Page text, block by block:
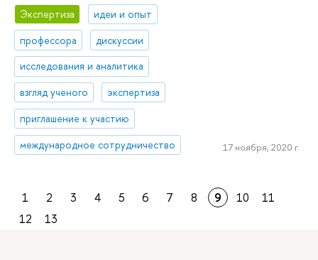
Экспертиза
идеи и опыт
профессора
дискуссии
исследования и аналитика
взгляд ученого
экспертиза
приглашение к участию
международное сотрудничество
17 ноября, 2020 г.
1 2 3 4 5 6 7 8 9 10
11
12
13